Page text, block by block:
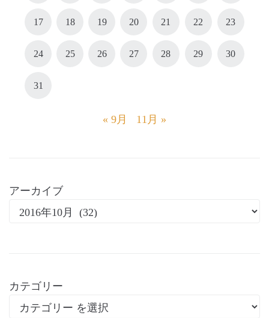
17 18 19 20 21 22 23
24 25 26 27 28 29 30
31
« 9月 11月 »
アーカイブ
カテゴリー